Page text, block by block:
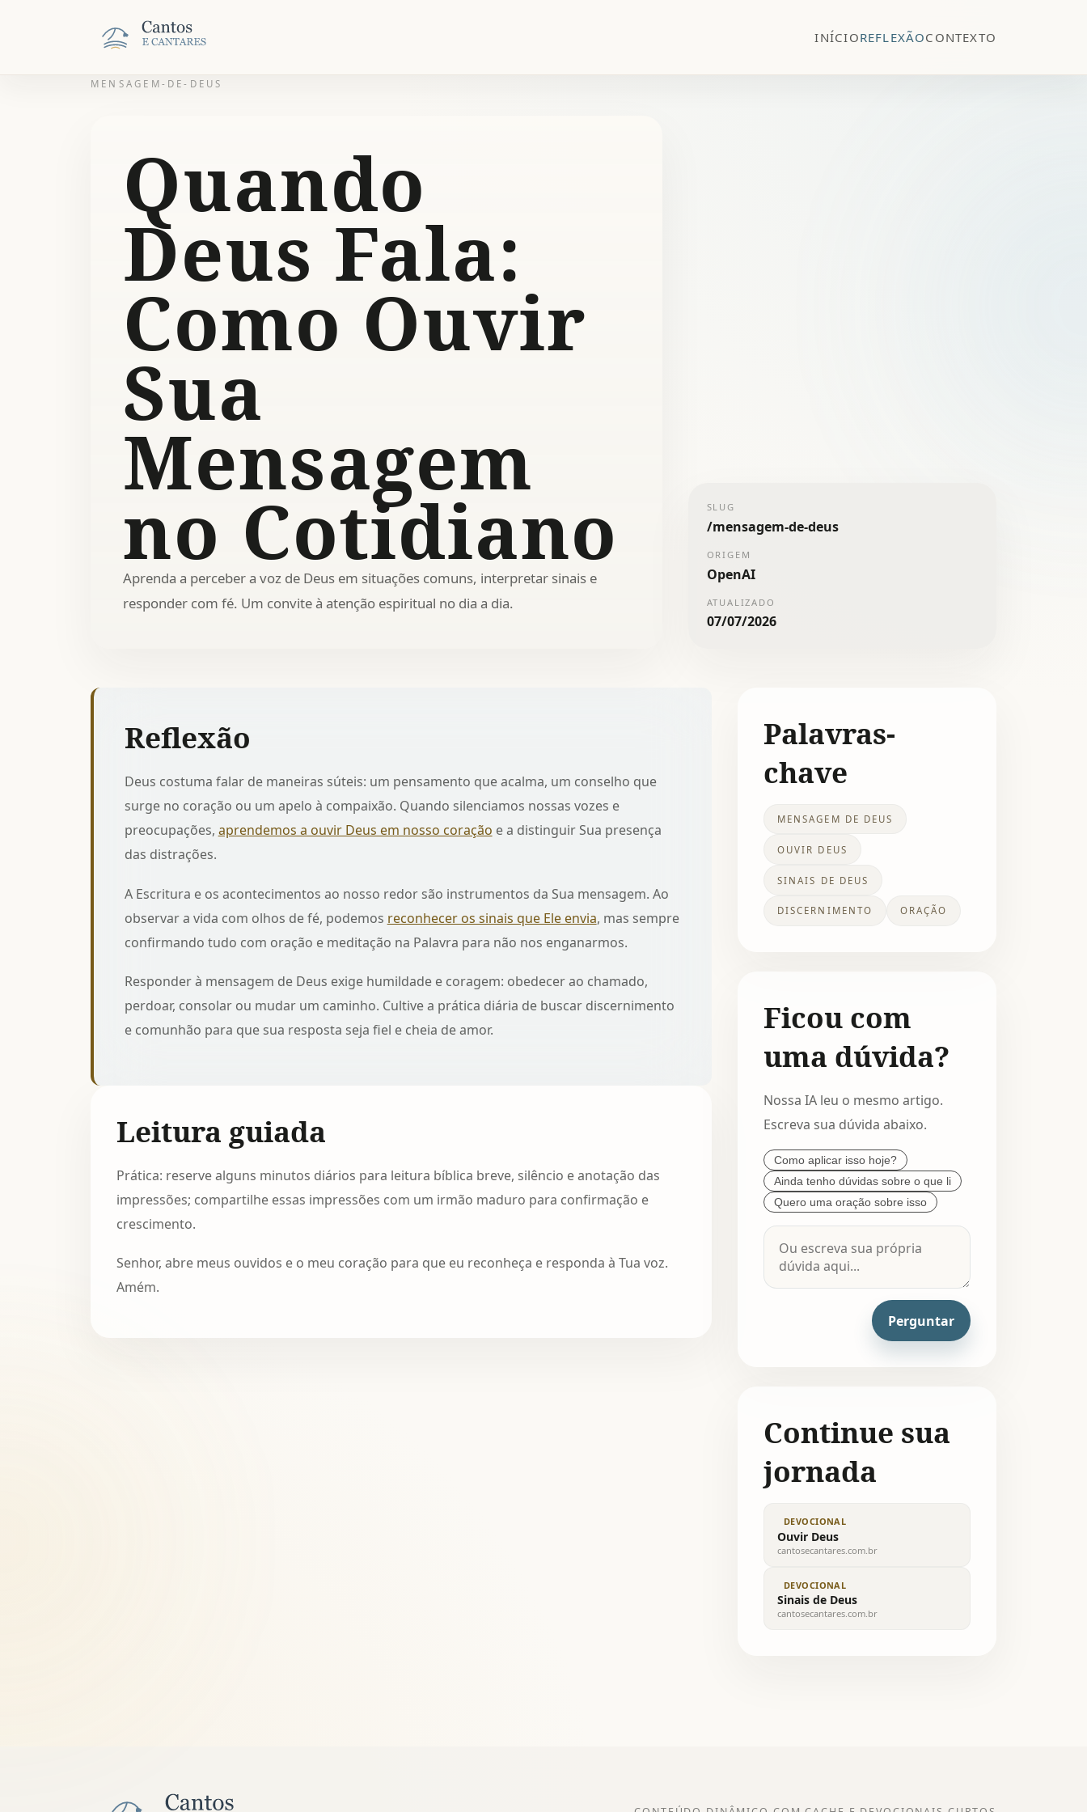
INÍCIOREFLEXÃOCONTEXTO
MENSAGEM-DE-DEUS
Quando
Deus Fala:
Como Ouvir
Sua
Mensagem
no Cotidiano
Aprenda a perceber a voz de Deus em situações comuns, interpretar sinais e
responder com fé. Um convite à atenção espiritual no dia a dia.
SLUG
/mensagem-de-deus
ORIGEM
OpenAI
ATUALIZADO
07/07/2026
Reflexão
Deus costuma falar de maneiras súteis: um pensamento que acalma, um conselho que
surge no coração ou um apelo à compaixão. Quando silenciamos nossas vozes e
preocupações, aprendemos a ouvir Deus em nosso coração e a distinguir Sua presença
das distrações.
A Escritura e os acontecimentos ao nosso redor são instrumentos da Sua mensagem. Ao
observar a vida com olhos de fé, podemos reconhecer os sinais que Ele envia, mas sempre
confirmando tudo com oração e meditação na Palavra para não nos enganarmos.
Responder à mensagem de Deus exige humildade e coragem: obedecer ao chamado,
perdoar, consolar ou mudar um caminho. Cultive a prática diária de buscar discernimento
e comunhão para que sua resposta seja fiel e cheia de amor.
Leitura guiada
Prática: reserve alguns minutos diários para leitura bíblica breve, silêncio e anotação das
impressões; compartilhe essas impressões com um irmão maduro para confirmação e
crescimento.
Senhor, abre meus ouvidos e o meu coração para que eu reconheça e responda à Tua voz.
Amém.
Palavras-
chave
MENSAGEM DE DEUS
OUVIR DEUS
SINAIS DE DEUS
DISCERNIMENTO ORAÇÃO
Ficou com
uma dúvida?
Nossa IA leu o mesmo artigo.
Escreva sua dúvida abaixo.
Como aplicar isso hoje?
Ainda tenho dúvidas sobre o que li
Quero uma oração sobre isso
Perguntar
Continue sua
jornada
DEVOCIONAL
Ouvir Deus
cantosecantares.com.br
DEVOCIONAL
Sinais de Deus
cantosecantares.com.br